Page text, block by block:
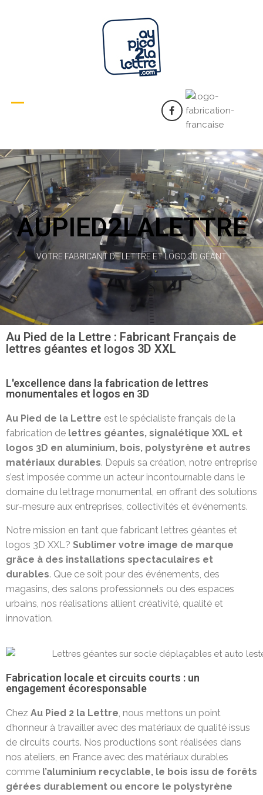
AUPIED2LALETTRE
VOTRE FABRICANT DE LETTRE ET LOGO 3D GÉANT
Au Pied de la Lettre : Fabricant Français de
lettres géantes et logos 3D XXL
L'excellence dans la fabrication de lettres
monumentales et logos en 3D
Au Pied de la Lettre est le spécialiste français de la
fabrication de lettres géantes, signalétique XXL et
logos 3D en aluminium, bois, polystyrène et autres
matériaux durables. Depuis sa création, notre entreprise
s’est imposée comme un acteur incontournable dans le
domaine du lettrage monumental, en offrant des solutions
sur-mesure aux entreprises, collectivités et événements.
Notre mission en tant que fabricant lettres géantes et
logos 3D XXL? Sublimer votre image de marque
grâce à des installations spectaculaires et
durables. Que ce soit pour des événements, des
magasins, des salons professionnels ou des espaces
urbains, nos réalisations allient créativité, qualité et
innovation.
Fabrication locale et circuits courts : un
engagement écoresponsable
Chez Au Pied 2 la Lettre, nous mettons un point
d’honneur à travailler avec des matériaux de qualité issus
de circuits courts. Nos productions sont réalisées dans
nos ateliers, en France avec des matériaux durables
comme l’aluminium recyclable, le bois issu de forêts
gérées durablement ou encore le polystyrène